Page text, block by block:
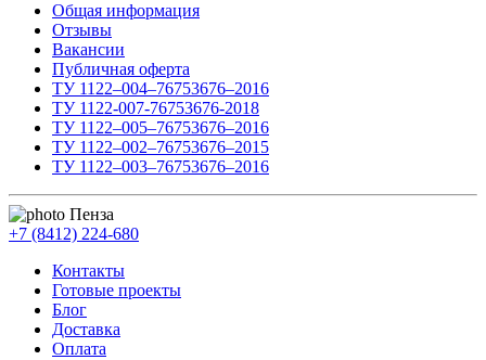
Общая информация
Отзывы
Вакансии
Публичная оферта
ТУ 1122–004–76753676–2016
ТУ 1122-007-76753676-2018
ТУ 1122–005–76753676–2016
ТУ 1122–002–76753676–2015
ТУ 1122–003–76753676–2016
Пенза
+7 (8412) 224-680
Контакты
Готовые проекты
Блог
Доставка
Оплата